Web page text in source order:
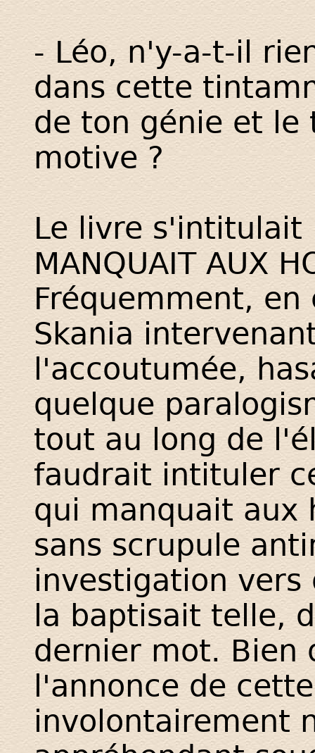
- Léo, n'y-a-t-il
dans cette
de ton génie et
motive ?
Le livre s'intitulait
MANQUAIT AUX
Fréquemment,
Skania
l'accoutumée,
quelque
tout au long de
faudrait intituler
qui manquait aux
sans scrupule
investigation
la baptisait telle,
dernier mot. Bien
l'annonce de
involontairement